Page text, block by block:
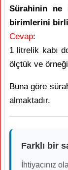
Sürahinin ne
birimlerini
Cevap:
1 litrelik kabı
ölçtük ve
Buna göre
almaktadır.
Farklı bir
İhtiyacınız